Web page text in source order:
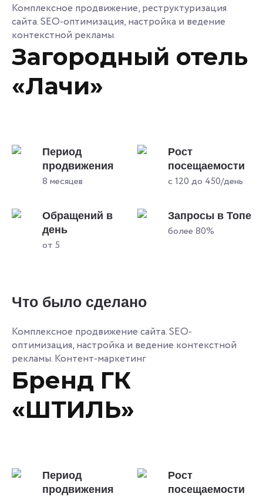
Комплексное продвижение, реструктуризация
сайта. SEO-оптимизация, настройка и ведение
контекстной рекламы.
Загородный отель
«Лачи»
Период
продвижения
8 месяцев
Рост
посещаемости
с 120 до 450/день
Обращений в
день
от 5
Запросы в Топе
более 80%
Что было сделано
Комплексное продвижение сайта. SEO-
оптимизация, настройка и ведение контекстной
рекламы. Контент-маркетинг
Бренд ГК
«ШТИЛЬ»
Период
продвижения
Рост
посещаемости